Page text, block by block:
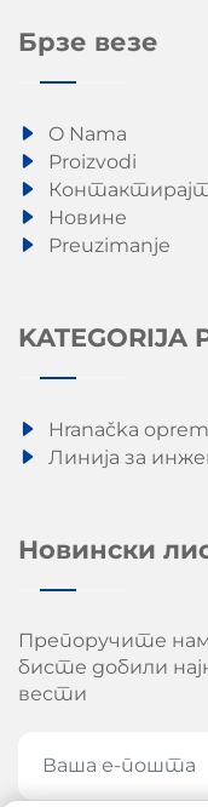
Брзе везе
O Nama
Proizvodi
Новине
Preuzimanje
KATEGORIJA
Hranačka
Линија за
Новински
Препоручите
бисте добили
вести